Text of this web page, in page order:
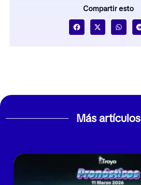
Compartir esto
Más artículos